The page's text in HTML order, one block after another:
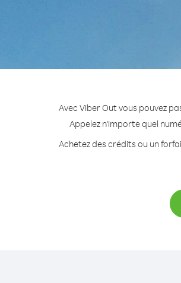
Avec Viber Out vous pouvez
Appelez n'importe quel
Achetez des crédits ou un